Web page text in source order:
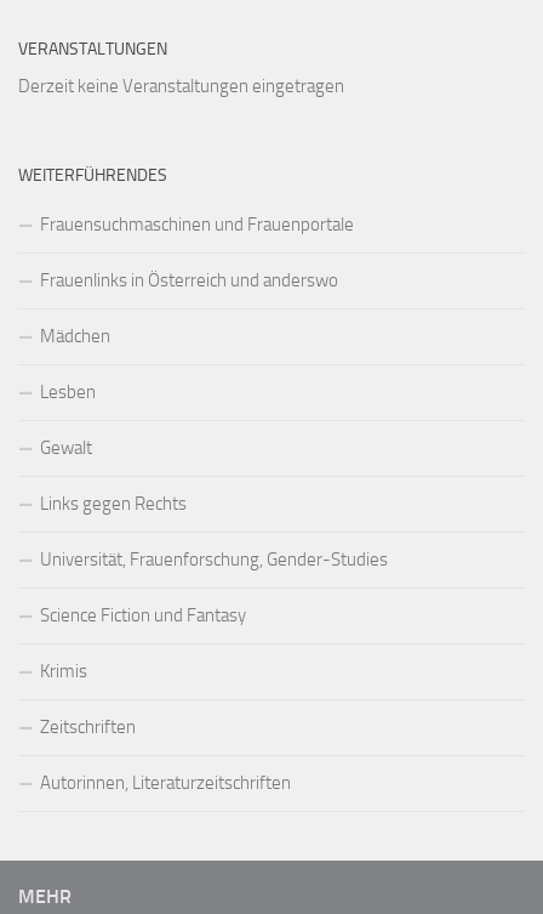
VERANSTALTUNGEN
Derzeit keine Veranstaltungen eingetragen
WEITERFÜHRENDES
Frauensuchmaschinen und Frauenportale
Frauenlinks in Österreich und anderswo
Mädchen
Lesben
Gewalt
Links gegen Rechts
Universität, Frauenforschung, Gender-Studies
Science Fiction und Fantasy
Krimis
Zeitschriften
Autorinnen, Literaturzeitschriften
MEHR